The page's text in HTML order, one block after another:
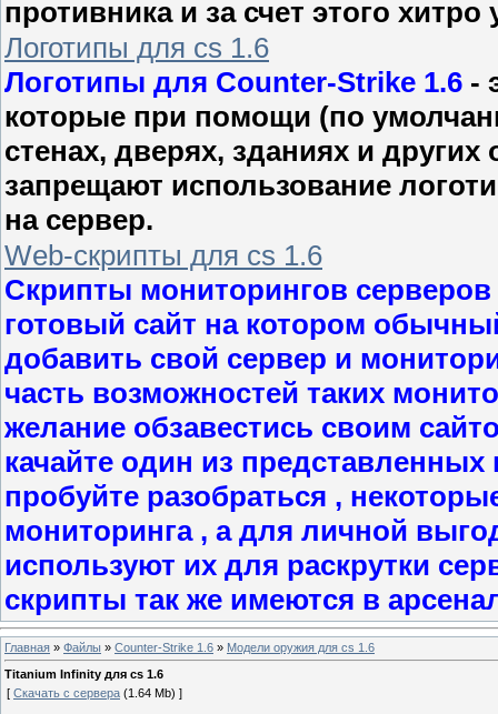
противника и за счет этого хитро
Логотипы для cs 1.6
Логотипы для Counter-Strike 1.6 -
которые при помощи (по
стенах, дверях, зданиях и
запрещают использование
на сервер.
Web-скрипты для cs 1.6
Скрипты мониторингов серверов
готовый сайт на котором
добавить свой сервер и
часть возможностей таких
желание обзавестись своим
качайте один из представленных
пробуйте разобраться ,
мониторинга , а для личной
используют их для раскрутки
скрипты так же имеются в
Главная » Файлы » Counter-Strike 1.6 » Модели оружия для cs 1.6
Titanium Infinity для cs 1.6
[ Скачать с сервера (1.64 Mb) ]